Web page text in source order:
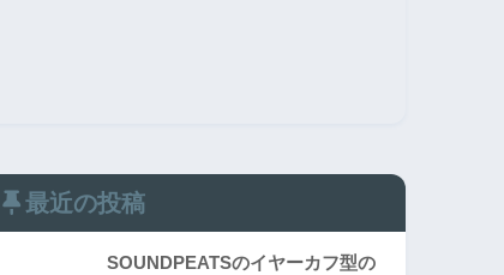
最近の投稿
SOUNDPEATSのイヤーカフ型の